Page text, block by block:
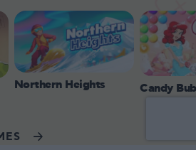
Northern Heights Candy